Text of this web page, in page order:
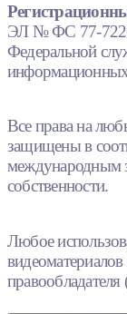
ЭЛ № ФС 77-
Федеральной
Все права на
защищены в
международным
собственности.
Любое